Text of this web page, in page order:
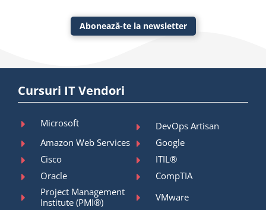
Abonează-te la newsletter
Cursuri IT Vendori
Microsoft
DevOps Artisan
Amazon Web Services
Google
Cisco
ITIL®
Oracle
CompTIA
Project Management
Institute (PMI®)
VMware